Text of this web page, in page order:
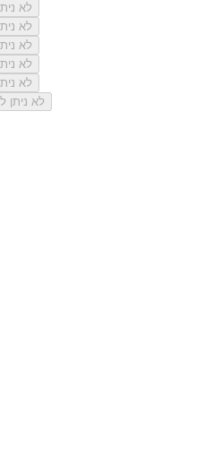
לא ניתן
לא ניתן
לא ניתן
לא ניתן
לא ניתן
לא ניתן